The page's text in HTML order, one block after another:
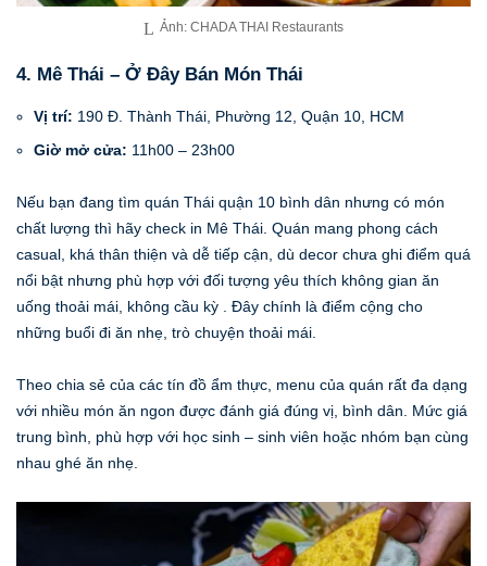
Ảnh: CHADA THAI Restaurants
4. Mê Thái – Ở Đây Bán Món Thái
Vị trí: 190 Đ. Thành Thái, Phường 12, Quận 10, HCM
Giờ mở cửa: 11h00 – 23h00
Nếu bạn đang tìm quán Thái quận 10 bình dân nhưng có món
chất lượng thì hãy check in Mê Thái. Quán mang phong cách
casual, khá thân thiện và dễ tiếp cận, dù decor chưa ghi điểm quá
nổi bật nhưng phù hợp với đối tượng yêu thích không gian ăn
uống thoải mái, không cầu kỳ . Đây chính là điểm cộng cho
những buổi đi ăn nhẹ, trò chuyện thoải mái.
Theo chia sẻ của các tín đồ ẩm thực, menu của quán rất đa dạng
với nhiều món ăn ngon được đánh giá đúng vị, bình dân. Mức giá
trung bình, phù hợp với học sinh – sinh viên hoặc nhóm bạn cùng
nhau ghé ăn nhẹ.